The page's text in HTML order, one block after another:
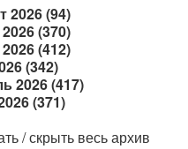
2026 (94)
(370)
(412)
(342)
2026 (417)
(371)
/ скрыть весь архив